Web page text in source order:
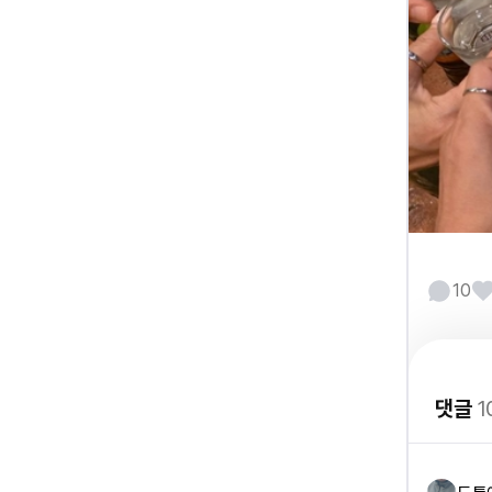
10
댓글